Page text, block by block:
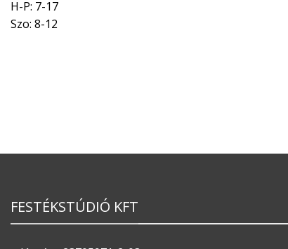
H-P: 7-17
Szo: 8-12
FESTÉKSTÚDIÓ KFT